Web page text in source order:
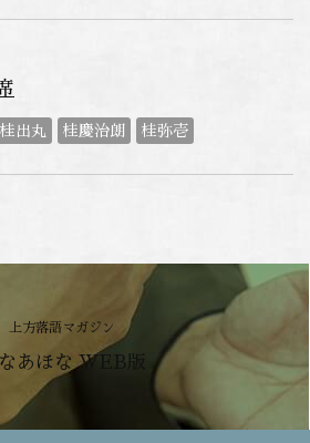
桂出丸 桂慶治朗 桂弥壱
上方落語マガジン
あほな WEB版